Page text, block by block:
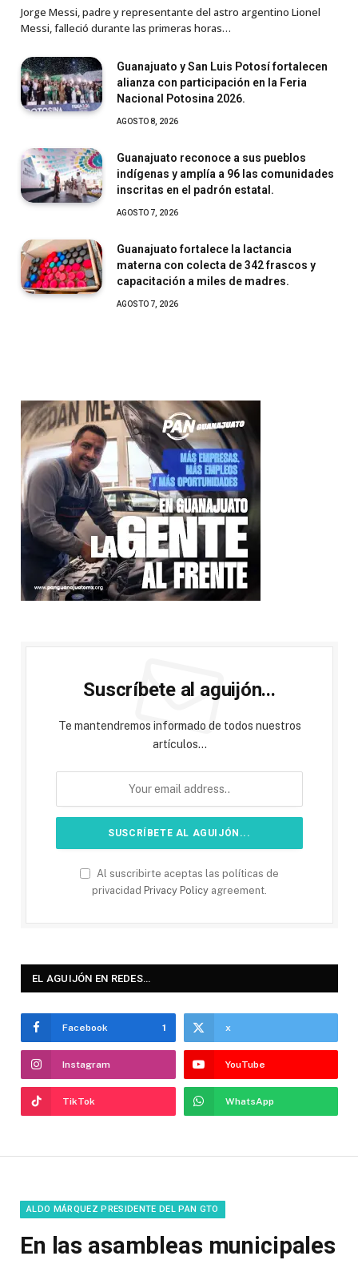
Jorge Messi, padre y representante del astro argentino Lionel
Messi, falleció durante las primeras horas…
Guanajuato y San Luis Potosí fortalecen
alianza con participación en la Feria
Nacional Potosina 2026.
AGOSTO 8, 2026
Guanajuato reconoce a sus pueblos
indígenas y amplía a 96 las comunidades
inscritas en el padrón estatal.
AGOSTO 7, 2026
Guanajuato fortalece la lactancia
materna con colecta de 342 frascos y
capacitación a miles de madres.
AGOSTO 7, 2026
Suscríbete al aguijón...
Te mantendremos informado de todos nuestros
artículos...
Al suscribirte aceptas las políticas de
privacidad Privacy Policy agreement.
EL AGUIJÓN EN REDES…
Facebook 1 x
Instagram YouTube
TikTok WhatsApp
ALDO MÁRQUEZ PRESIDENTE DEL PAN GTO
En las asambleas municipales